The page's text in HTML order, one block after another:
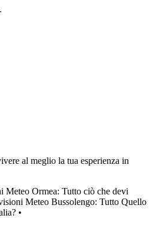
al meglio la tua esperienza in
Meteo Ormea: Tutto ciò che devi
Meteo Bussolengo: Tutto Quello
•